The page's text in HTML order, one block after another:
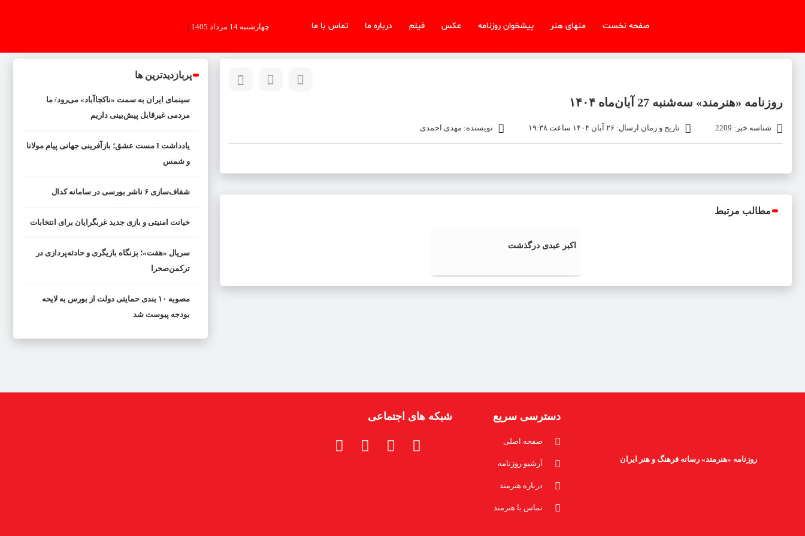
صفحه نخست منهای هنر پیشخوان روزنامه عکس فیلم درباره ما تماس با ما چهارشنبه 14 مرداد 1405 |
روزنامه «هنرمند» سه‌شنبه 27 آبان‌ماه ۱۴۰۴
شناسه خبر: 2209 تاریخ و زمان ارسال: ۲۶ آبان ۱۴۰۴ ساعت ۱۹:۳۸ نویسنده: مهدی احمدی
مطالب مرتبط
اکبر عبدی درگذشت
پربازدیدترین ها
سینمای ایران به سمت «ناکجاآباد» می‌رود/ ما
مردمی غیرقابل پیش‌بینی داریم
یادداشت I مست عشق؛ بازآفرینی جهانی پیام مولانا
و شمس
شفاف‌سازی ۶ ناشر بورسی در سامانه کدال
خیانت امنیتی و بازی جدید غربگرایان برای انتخابات
سریال «هفت»؛ بزنگاه بازیگری و حادثه‌پردازی در
ترکمن‌صحرا
مصوبه ۱۰ بندی حمایتی دولت از بورس به لایحه
بودجه پیوست شد
روزنامه «هنرمند» رسانه فرهنگ و هنر ایران
دسترسی سریع
صفحه اصلی
آرشیو روزنامه
درباره هنرمند
تماس با هنرمند
شبکه های اجتماعی